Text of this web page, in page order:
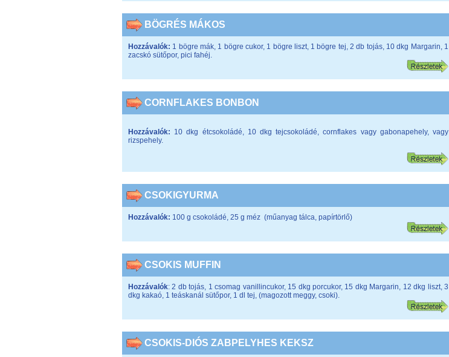
BÖGRÉS MÁKOS
Hozzávalók: 1 bögre mák, 1 bögre cukor, 1 bögre liszt, 1 bögre tej, 2 db tojás, 10 dkg Margarin, 1
zacskó sütőpor, pici fahéj.
CORNFLAKES BONBON
Hozzávalók: 10 dkg étcsokoládé, 10 dkg tejcsokoládé, cornflakes vagy gabonapehely, vagy
rizspehely.
CSOKIGYURMA
Hozzávalók: 100 g csokoládé, 25 g méz (műanyag tálca, papírtörlő)
CSOKIS MUFFIN
Hozzávalók: 2 db tojás, 1 csomag vanillincukor, 15 dkg porcukor, 15 dkg Margarin, 12 dkg liszt, 3
dkg kakaó, 1 teáskanál sütőpor, 1 dl tej, (magozott meggy, csoki).
CSOKIS-DIÓS ZABPELYHES KEKSZ